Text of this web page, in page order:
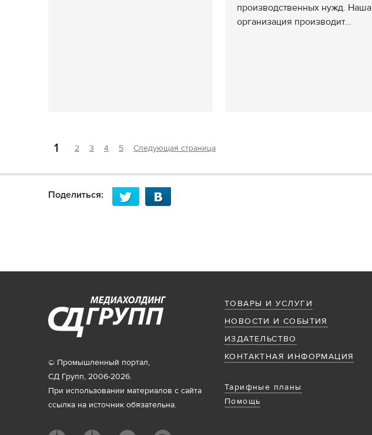
производственных нужд. Наша
организация производит...
1 2 3 4 5 Следующая страница
Поделиться:
ТОВАРЫ И УСЛУГИ
НОВОСТИ И СОБЫТИЯ
ИЗДАТЕЛЬСТВО
КОНТАКТНАЯ ИНФОРМАЦИЯ
Тарифные планы
Помощь
© Промышленный портал,
СД Групп, 2006-2026.
При использовании материалов с сайта
ссылка на источник обязательна.